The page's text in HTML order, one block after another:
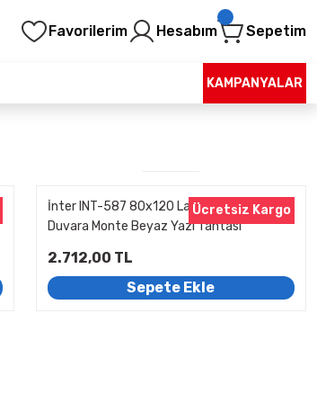
Favorilerim Hesabım Sepetim
KAMPANYALAR
Ücretsiz Kargo
İnter INT-587 80x120 Lamine Yüzey
Duvara Monte Beyaz Yazı Tahtası
2.712,00 TL
Sepete Ekle